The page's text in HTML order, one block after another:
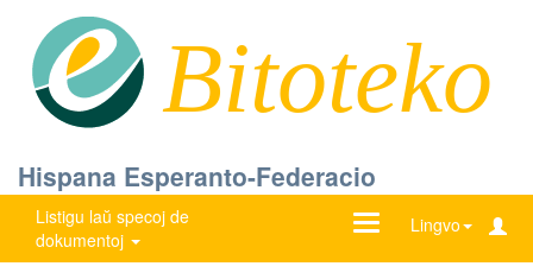
Bitoteko
Hispana Esperanto-Federacio
Listigu laŭ specoj de
dokumentoj
Lingvo
Ŝanĝu